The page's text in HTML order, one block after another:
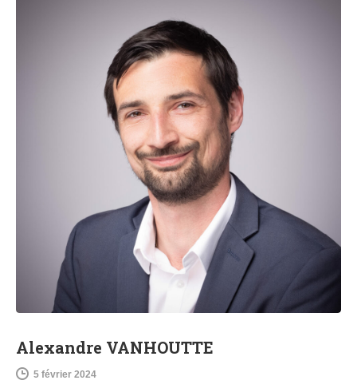
Alexandre VANHOUTTE
5 février 2024